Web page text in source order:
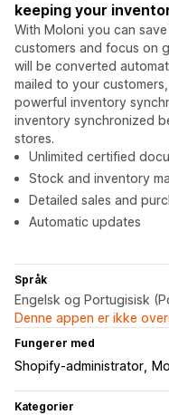
keeping your
With Moloni you can
customers and focus on
will be converted
mailed to your
powerful inventory
inventory synchronized
stores.
Unlimited certified
Stock and inventory
Detailed sales and
Automatic updates
Språk
Engelsk og Portugisisk
Denne appen er ikke
Fungerer med
Shopify-administrator
Kategorier